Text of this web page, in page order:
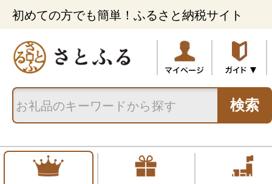
初めての方でも簡単！ふるさと納税サイト
検索